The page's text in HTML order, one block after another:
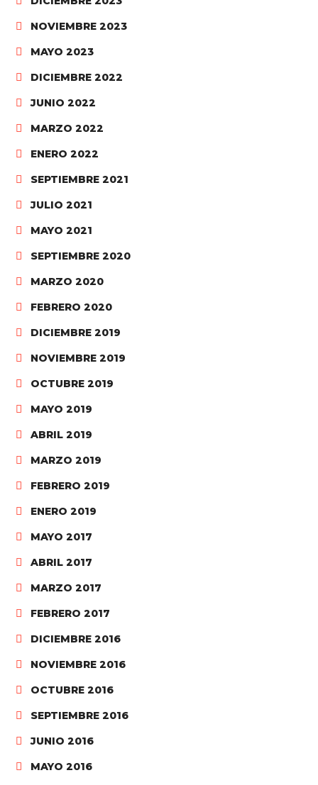
NOVIEMBRE 2023
MAYO 2023
DICIEMBRE 2022
JUNIO 2022
MARZO 2022
ENERO 2022
SEPTIEMBRE 2021
JULIO 2021
MAYO 2021
SEPTIEMBRE 2020
MARZO 2020
FEBRERO 2020
DICIEMBRE 2019
NOVIEMBRE 2019
OCTUBRE 2019
MAYO 2019
ABRIL 2019
MARZO 2019
FEBRERO 2019
ENERO 2019
MAYO 2017
ABRIL 2017
MARZO 2017
FEBRERO 2017
DICIEMBRE 2016
NOVIEMBRE 2016
OCTUBRE 2016
SEPTIEMBRE 2016
JUNIO 2016
MAYO 2016